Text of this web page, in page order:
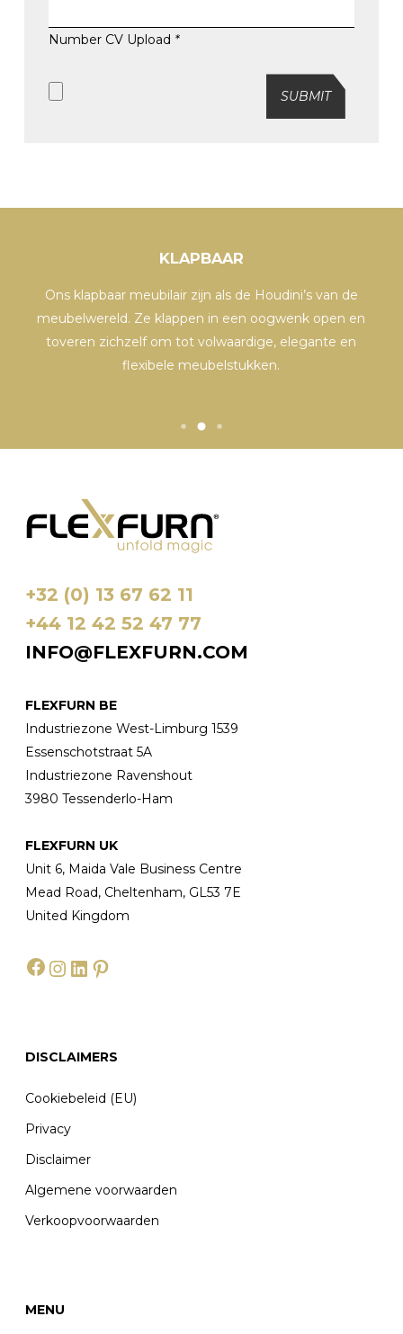
Number CV Upload *
SUBMIT
KLAPBAAR
Ons klapbaar meubilair zijn als de Houdini’s van de
meubelwereld. Ze klappen in een oogwenk open en
toveren zichzelf om tot volwaardige, elegante en
flexibele meubelstukken.
+32 (0) 13 67 62 11
+44 12 42 52 47 77
INFO@FLEXFURN.COM
FLEXFURN BE
Industriezone West-Limburg 1539
Essenschotstraat 5A
Industriezone Ravenshout
3980 Tessenderlo-Ham
FLEXFURN UK
Unit 6, Maida Vale Business Centre
Mead Road, Cheltenham, GL53 7E
United Kingdom
Facebook
Instagram
LinkedIn
DISCLAIMERS
Cookiebeleid (EU)
Privacy
Disclaimer
Algemene voorwaarden
Verkoopvoorwaarden
MENU